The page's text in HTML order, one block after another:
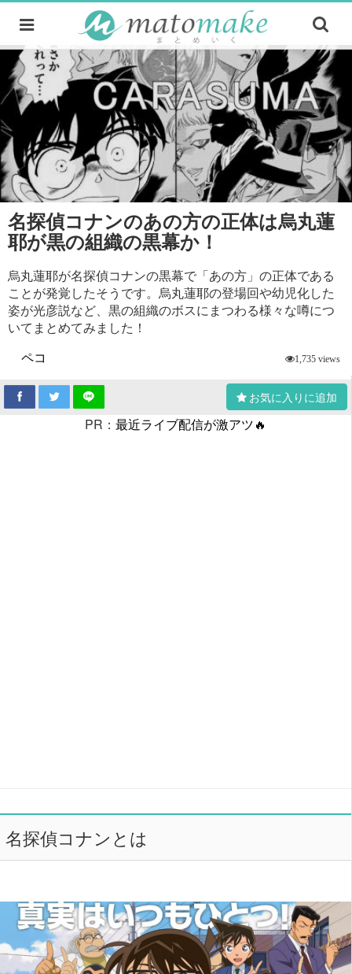
名探偵コナンのあの方の正体は烏丸蓮
耶が黒の組織の黒幕か！
烏丸蓮耶が名探偵コナンの黒幕で「あの方」の正体である
ことが発覚したそうです。烏丸蓮耶の登場回や幼児化した
姿が光彦説など、黒の組織のボスにまつわる様々な噂につ
いてまとめてみました！
ペコ
1,735 views
お気に入りに追加
PR： 最近ライブ配信が激アツ🔥
名探偵コナンとは